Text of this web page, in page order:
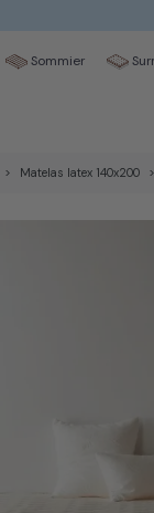
Sommier
Matelas latex 140x200